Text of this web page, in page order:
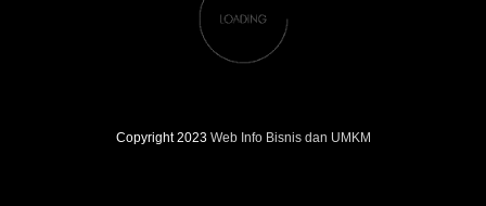
Copyright 2023 Web Info Bisnis dan UMKM